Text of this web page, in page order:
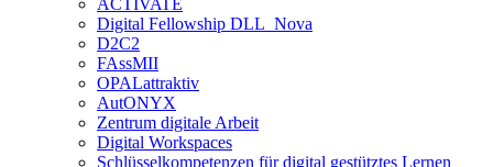
ACTIVATE
Digital Fellowship DLL_Nova
D2C2
FAssMII
OPALattraktiv
AutONYX
Zentrum digitale Arbeit
Digital Workspaces
Schlüsselkompetenzen für digital gestütztes Lernen